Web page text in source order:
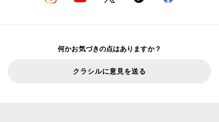
何かお気づきの点はありますか？
クラシルに意見を送る